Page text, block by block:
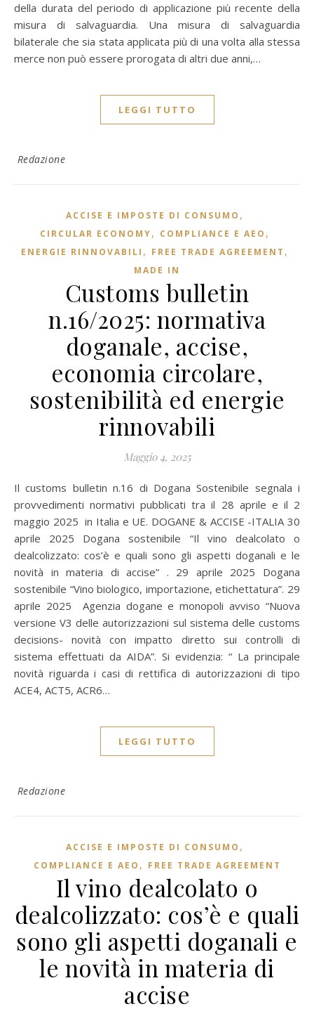
della durata del periodo di applicazione più recente della
misura di salvaguardia. Una misura di salvaguardia
bilaterale che sia stata applicata più di una volta alla stessa
merce non può essere prorogata di altri due anni,…
LEGGI TUTTO
Redazione
ACCISE E IMPOSTE DI CONSUMO ,
CIRCULAR ECONOMY, COMPLIANCE E AEO ,
ENERGIE RINNOVABILI , FREE TRADE AGREEMENT ,
MADE IN
Customs bulletin
n.16/2025: normativa
doganale, accise,
economia circolare,
sostenibilità ed energie
rinnovabili
Maggio 4, 2025
Il customs bulletin n.16 di Dogana Sostenibile segnala i
provvedimenti normativi pubblicati tra il 28 aprile e il 2
maggio 2025 in Italia e UE. DOGANE & ACCISE -ITALIA 30
aprile 2025 Dogana sostenibile “Il vino dealcolato o
dealcolizzato: cos’è e quali sono gli aspetti doganali e le
novità in materia di accise” . 29 aprile 2025 Dogana
sostenibile “Vino biologico, importazione, etichettatura”. 29
aprile 2025 Agenzia dogane e monopoli avviso “Nuova
versione V3 delle autorizzazioni sul sistema delle customs
decisions- novità con impatto diretto sui controlli di
sistema effettuati da AIDA”. Si evidenzia: “ La principale
novità riguarda i casi di rettifica di autorizzazioni di tipo
ACE4, ACT5, ACR6…
LEGGI TUTTO
Redazione
ACCISE E IMPOSTE DI CONSUMO ,
COMPLIANCE E AEO , FREE TRADE AGREEMENT
Il vino dealcolato o
dealcolizzato: cos’è e quali
sono gli aspetti doganali e
le novità in materia di
accise